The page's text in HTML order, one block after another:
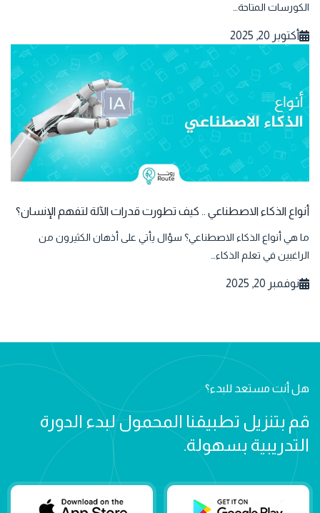
الكورسات المتاحة…
أكتوبر 20, 2025
أنواع الذكاء الاصطناعي .. كيف تطورت قدرات الآلة لتفهم الإنسان؟
ما هي أنواع الذكاء الاصطناعي؟ سؤال يأتي على أذهان الكثيرون من
الراغبين في تعلم الذكاء…
نوفمبر 20, 2025
هل أنت مستعد للبدء؟
قم بتنزيل تطبيقنا المحمول لبدء الدورة
التدريبية بسهولة.